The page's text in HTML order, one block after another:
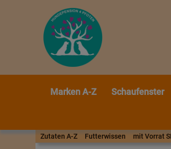
Marken A-Z Schaufenster
Zutaten A-Z Futterwissen mit Vorrat